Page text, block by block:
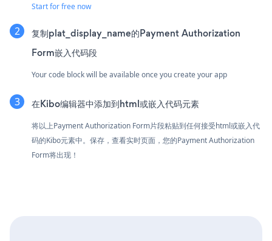
Start for free now
复制plat_display_name的Payment Authorization
Form嵌入代码段
Your code block will be available once you create your app
在Kibo编辑器中添加到html或嵌入代码元素
将以上Payment Authorization Form片段粘贴到任何接受html或嵌入代
码的Kibo元素中。保存，查看实时页面，您的Payment Authorization
Form将出现！